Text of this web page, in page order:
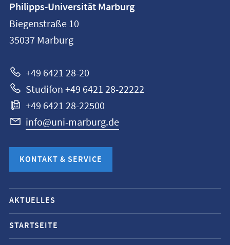
Philipps-
Universität
Marburg
Philipps-Universität Marburg
Biegenstraße 10
35037 Marburg
+49 6421 28-20
Studifon +49 6421 28-22222
+49 6421 28-22500
info@uni-marburg.de
KONTAKT & SERVICE
Mobile-
Service-
Navigation
und
AKTUELLES
STARTSEITE